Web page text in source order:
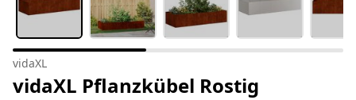
vidaXL
vidaXL Pflanzkübel Rostig